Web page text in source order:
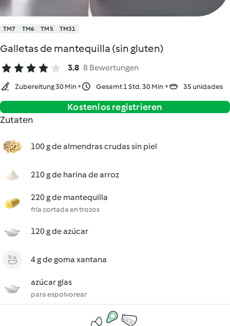
TM7 TM6 TM5 TM31
Galletas de mantequilla (sin gluten)
3.8 8 Bewertungen
Zubereitung 30 Min Gesamt 1 Std. 30 Min 35 unidades
Kostenlos registrieren
Zutaten
100 g de almendras crudas sin piel
210 g de harina de arroz
220 g de mantequilla
fría cortada en trozos
120 g de azúcar
4 g de goma xantana
azúcar glas
para espolvorear